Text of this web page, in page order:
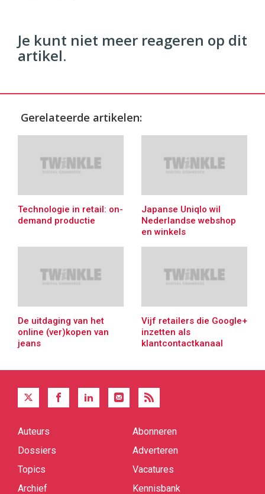
Je kunt niet meer reageren op dit
artikel.
Gerelateerde artikelen:
Technologie in retail: on-
demand productie
Japanse Uniqlo wil
Nederlandse webshop
en winkels
De uitdaging van het
online (ver)kopen van
jeans
Vijf retailers die Google+
inzetten als
klantcontactkanaal
Quick
Auteurs
Dossiers
Topics
Archief
Abonneren
Adverteren
Vacatures
Kennisbank